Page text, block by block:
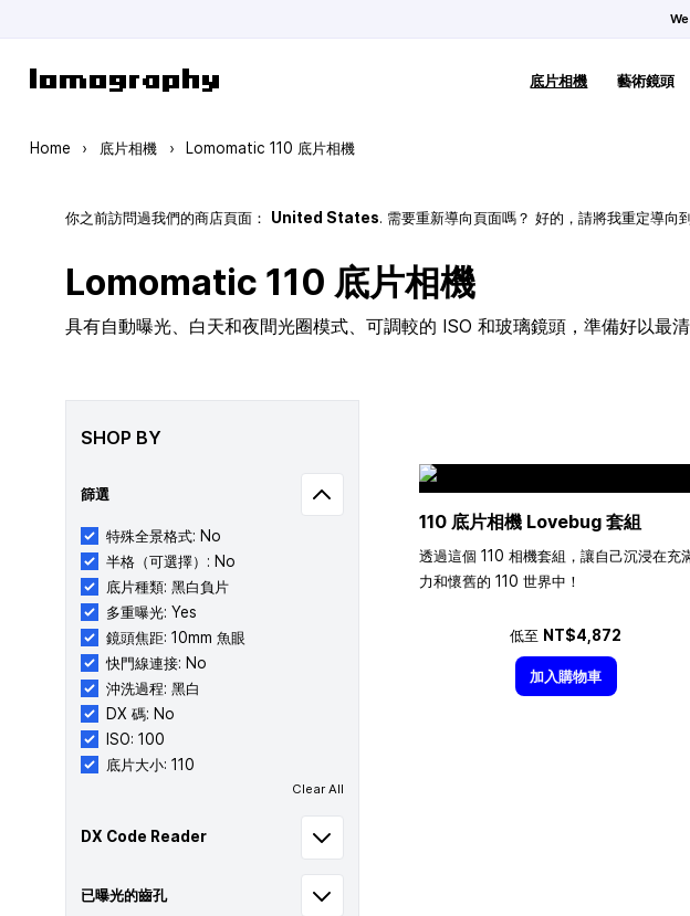
底片相機 藝術鏡頭
Home › 底片相機 › Lomomatic 110 底片相機
你之前訪問過我們的商店頁面： United States. 需要重新導向頁面嗎？ 好的，請將我重定導向
Lomomatic 110 底片相機
具有自動曝光、白天和夜間光圈模式、可調較的 ISO 和玻璃鏡頭，準備好以最
SHOP BY
篩選
特殊全景格式: No
半格（可選擇）: No
底片種類: 黑白負片
多重曝光: Yes
鏡頭焦距: 10mm 魚眼
快門線連接: No
沖洗過程: 黑白
DX 碼: No
ISO: 100
底片大小: 110
Clear All
DX Code Reader
已曝光的齒孔
110 底片相機 Lovebug 套組
透過這個 110 相機套組，讓自己沉浸在充
力和懷舊的 110 世界中！
低至 NT$4,872
加入購物車